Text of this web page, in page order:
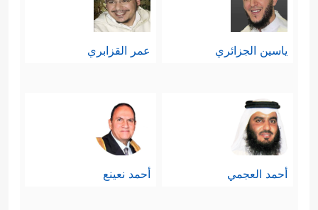
ياسين الجزائري عمر القزابري
أحمد العجمي أحمد نعينع